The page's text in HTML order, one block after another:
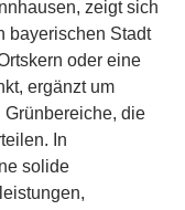
zeigt sich
bayerischen Stadt
oder eine
ergänzt um
die
In
solide